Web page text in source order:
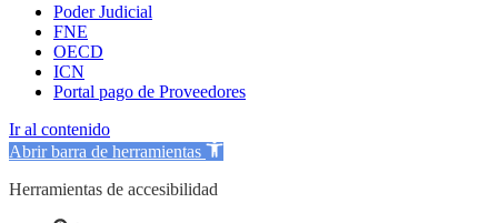
Poder Judicial
FNE
OECD
ICN
Portal pago de Proveedores
Ir al contenido
Abrir barra de herramientas
Herramientas de accesibilidad